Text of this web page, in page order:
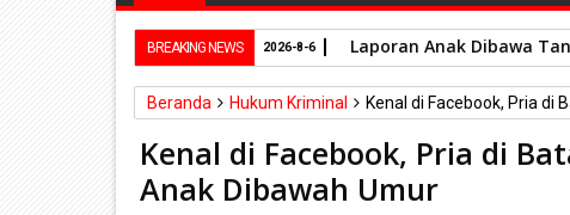
BREAKING NEWS Laporan Anak Dibawa
2026-8-6
Beranda Hukum Kriminal Kenal di Facebook, Pria di
Kenal di Facebook, Pria di
Anak Dibawah Umur